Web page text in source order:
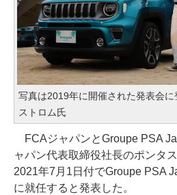
写真は2019年に開催された発表会
ストロム氏
FCAジャパンとGroupe PSA
ャパン代表取締役社長のポンタ
2021年7月1日付でGroupe PSA
に就任すると発表した。